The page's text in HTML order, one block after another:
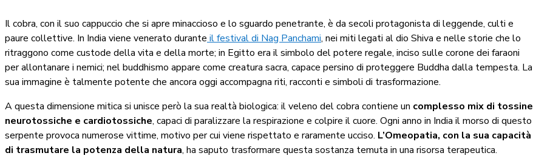
Il cobra, con il suo cappuccio che si apre minaccioso e lo sguardo penetrante, è da secoli protagonista di leggende, culti e
paure collettive. In India viene venerato durante il festival di Nag Panchami, nei miti legati al dio Shiva e nelle storie che lo
ritraggono come custode della vita e della morte; in Egitto era il simbolo del potere regale, inciso sulle corone dei faraoni
per allontanare i nemici; nel buddhismo appare come creatura sacra, capace persino di proteggere Buddha dalla tempesta. La
sua immagine è talmente potente che ancora oggi accompagna riti, racconti e simboli di trasformazione.
A questa dimensione mitica si unisce però la sua realtà biologica: il veleno del cobra contiene un complesso mix di tossine
neurotossiche e cardiotossiche, capaci di paralizzare la respirazione e colpire il cuore. Ogni anno in India il morso di questo
serpente provoca numerose vittime, motivo per cui viene rispettato e raramente ucciso. L’Omeopatia, con la sua capacità
di trasmutare la potenza della natura, ha saputo trasformare questa sostanza temuta in una risorsa terapeutica.